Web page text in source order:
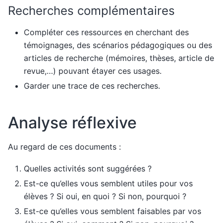
Recherches complémentaires
Compléter ces ressources en cherchant des
témoignages, des scénarios pédagogiques ou des
articles de recherche (mémoires, thèses, article de
revue,…) pouvant étayer ces usages.
Garder une trace de ces recherches.
Analyse réflexive
Au regard de ces documents :
Quelles activités sont suggérées ?
Est-ce qu’elles vous semblent utiles pour vos
élèves ? Si oui, en quoi ? Si non, pourquoi ?
Est-ce qu’elles vous semblent faisables par vos